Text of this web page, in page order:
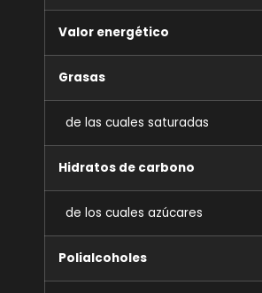
Valor energético
Grasas
de las cuales saturadas
Hidratos de carbono
de los cuales azúcares
Polialcoholes